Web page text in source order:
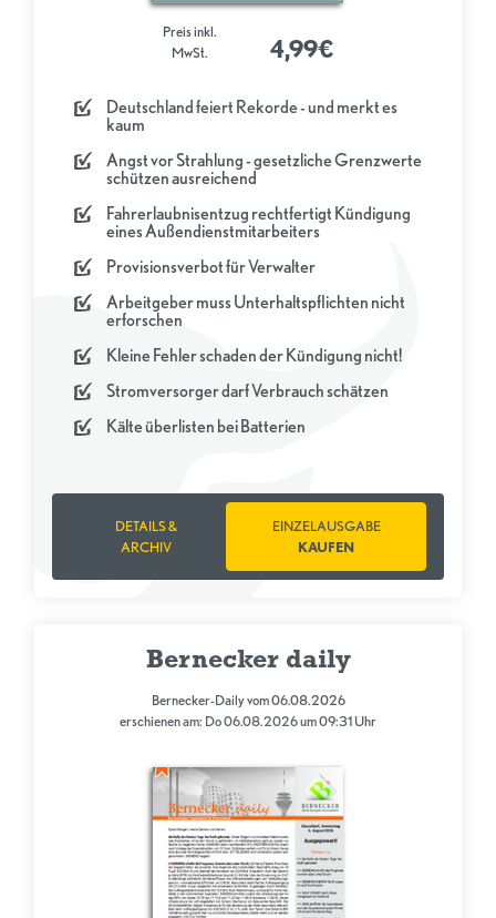
Deutschland feiert Rekorde - und merkt es
kaum
Angst vor Strahlung - gesetzliche Grenzwerte
schützen ausreichend
Fahrerlaubnisentzug rechtfertigt Kündigung
eines Außendienstmitarbeiters
Provisionsverbot für Verwalter
Arbeitgeber muss Unterhaltspflichten nicht
erforschen
Kleine Fehler schaden der Kündigung nicht!
Stromversorger darf Verbrauch schätzen
Kälte überlisten bei Batterien
Preis inkl.
MwSt.
4,99€
DETAILS &
ARCHIV
EINZELAUSGABE
KAUFEN
Bernecker daily
Bernecker-Daily vom 06.08.2026
erschienen am: Do 06.08.2026 um 09:31 Uhr